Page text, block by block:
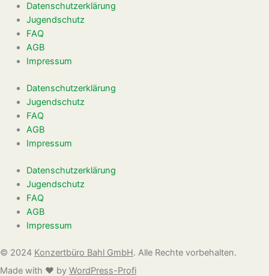
Datenschutzerklärung
Jugendschutz
FAQ
AGB
Impressum
Datenschutzerklärung
Jugendschutz
FAQ
AGB
Impressum
Datenschutzerklärung
Jugendschutz
FAQ
AGB
Impressum
© 2024 Konzertbüro Bahl GmbH. Alle Rechte vorbehalten.
Made with ❤️ by WordPress-Profi